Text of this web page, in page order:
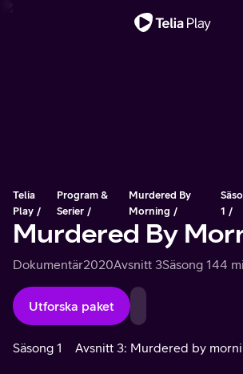
Telia
Play
Program &
Serier
Murdered By
Morning
1
Murdered By
Dokumentär2020Avsnitt 3Säsong 144
Utforska paket
Säsong 1 Avsnitt 3: Murdered by